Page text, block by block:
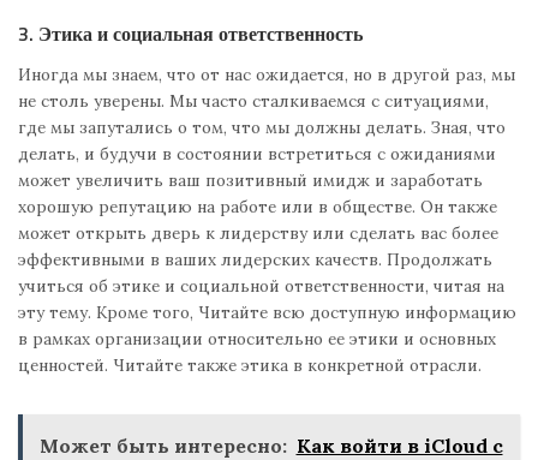
3. Этика и социальная ответственность
Иногда мы знаем, что от нас ожидается, но в другой раз, мы
не столь уверены. Мы часто сталкиваемся с ситуациями,
где мы запутались о том, что мы должны делать. Зная, что
делать, и будучи в состоянии встретиться с ожиданиями
может увеличить ваш позитивный имидж и заработать
хорошую репутацию на работе или в обществе. Он также
может открыть дверь к лидерству или сделать вас более
эффективными в ваших лидерских качеств. Продолжать
учиться об этике и социальной ответственности, читая на
эту тему. Кроме того, Читайте всю доступную информацию
в рамках организации относительно ее этики и основных
ценностей. Читайте также этика в конкретной отрасли.
Может быть интересно: Как войти в iCloud с